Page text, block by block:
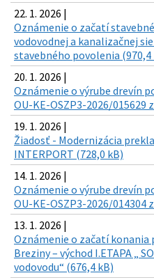
22. 1. 2026 |
Oznámenie o začatí
vodovodnej a kanalizačnej
stavebného povolenia (970,4
20. 1. 2026 |
Oznámenie o výrube drevín
OU-KE-OSZP3-2026/015629
19. 1. 2026 |
Žiadosť - Modernizácia
INTERPORT (728,0 kB)
14. 1. 2026 |
Oznámenie o výrube drevín
OU-KE-OSZP3-2026/014304
13. 1. 2026 |
Oznámenie o začatí konania
Breziny – východ I.ETAPA „
vodovodu“ (676,4 kB)